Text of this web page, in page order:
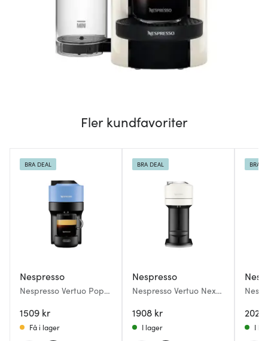
Fler kundfavoriter
Nespresso
Nespresso Vertuo Pop
Blue
1509 kr
BRA DEAL
Få i lager
Nespresso
Nespresso Vertuo Next
Vit
1908 kr
BRA DEAL
I lager
2024
BRA
I